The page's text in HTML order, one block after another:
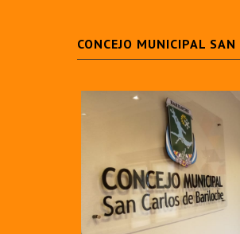
CONCEJO MUNICIPAL